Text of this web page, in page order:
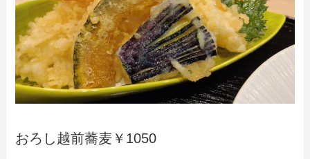
おろし越前蕎麦￥1050